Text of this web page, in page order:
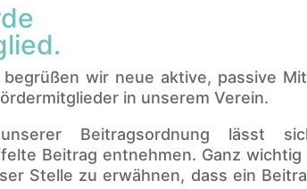
begrüßen wir neue aktive, passive
in unserem Verein.
Beitragsordnung lässt
Beitrag entnehmen. Ganz wichtig
Stelle zu erwähnen, dass ein